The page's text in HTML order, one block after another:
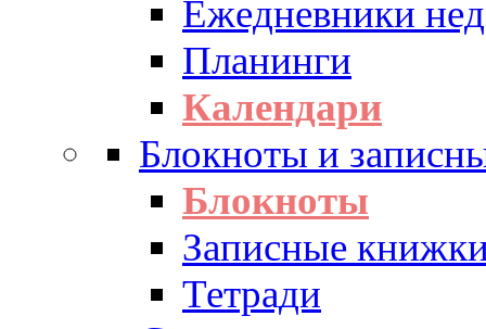
Ежедневники
Планинги
Календари
Блокноты и
Блокноты
Записные
Тетради